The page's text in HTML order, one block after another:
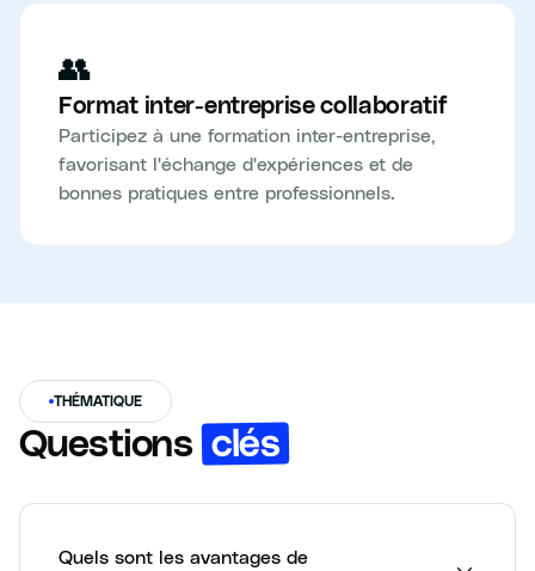
👥
Format inter-entreprise collaboratif
Participez à une formation inter-entreprise,
favorisant l'échange d'expériences et de
bonnes pratiques entre professionnels.
THÉMATIQUE
Questions clés
Quels sont les avantages de